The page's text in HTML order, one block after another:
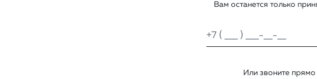
Вам останется только
Или звоните прямо